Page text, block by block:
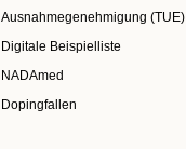
Ausnahmegenehmigung (TUE)
Digitale Beispielliste
NADAmed
Dopingfallen